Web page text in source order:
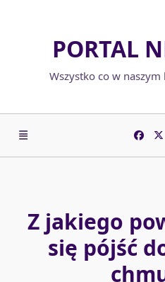
PORTAL
Wszystko co w
Z jakiego
się pójść